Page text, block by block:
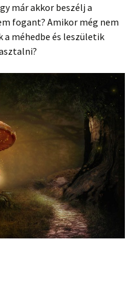
már akkor beszélj a
fogant? Amikor még nem
méhedbe és leszületik